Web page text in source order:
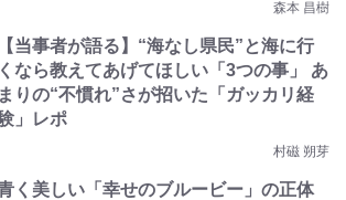
森本 昌樹
【当事者が語る】“海なし県民”と海に行
くなら教えてあげてほしい「3つの事」 あ
まりの“不慣れ”さが招いた「ガッカリ経
」レポ
村磁 朔芽
く美しい「幸せのブルービー」の正体